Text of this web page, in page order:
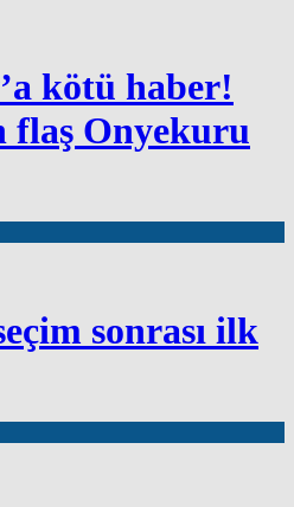
kötü haber!
flaş Onyekuru
sonrası ilk